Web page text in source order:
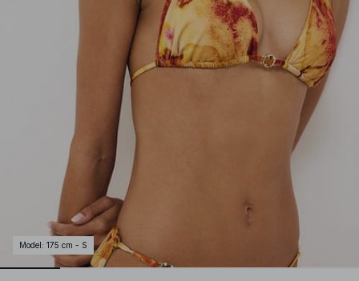
Model : 175 cm - S